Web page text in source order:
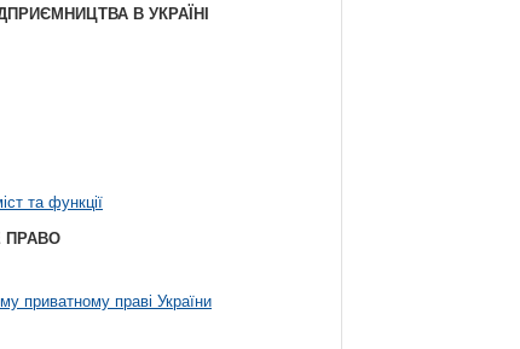
В УКРАЇНІ
та функції
ПРАВО
приватному праві України